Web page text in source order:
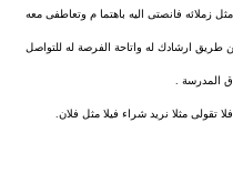
زملائه فانصتى اليه باهتما م وتعاطفى معه
ارشادك له واتاحة الفرصة له للتواصل
المدرسة .
تقولى مثلا نريد شراء فيلا مثل فلان.